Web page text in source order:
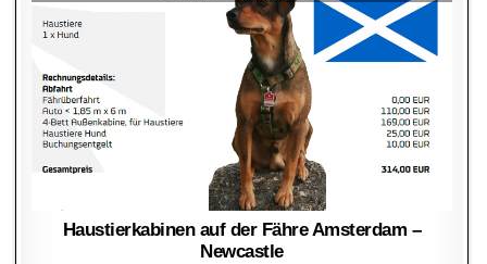
Haustierkabinen auf der Fähre Amsterdam –
Newcastle